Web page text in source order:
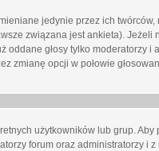
jedynie przez ich
związana jest ankieta).
oddane głosy tylko
zmianę opcji w połowie
użytkowników lub grup.
forum oraz administratorzy i